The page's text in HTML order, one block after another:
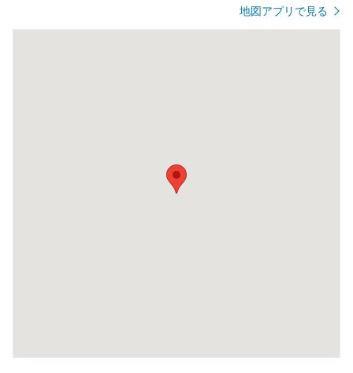
地図アプリで見る